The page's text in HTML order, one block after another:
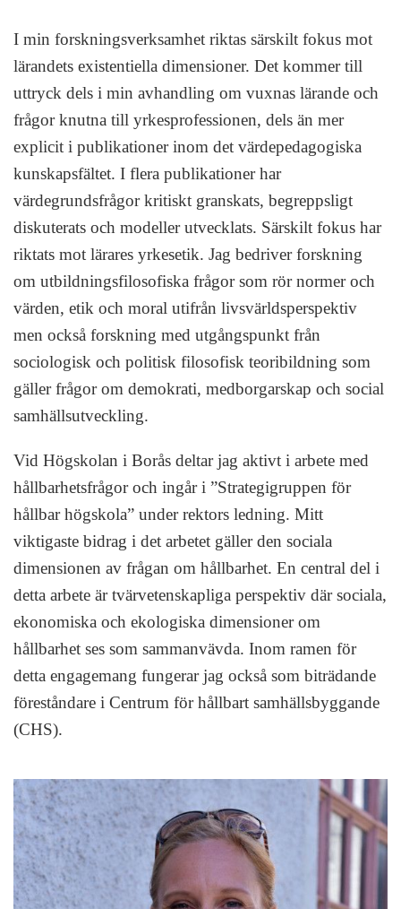
I min forskningsverksamhet riktas särskilt fokus mot
lärandets existentiella dimensioner. Det kommer till
uttryck dels i min avhandling om vuxnas lärande och
frågor knutna till yrkesprofessionen, dels än mer
explicit i publikationer inom det värdepedagogiska
kunskapsfältet. I flera publikationer har
värdegrundsfrågor kritiskt granskats, begreppsligt
diskuterats och modeller utvecklats. Särskilt fokus har
riktats mot lärares yrkesetik. Jag bedriver forskning
om utbildningsfilosofiska frågor som rör normer och
värden, etik och moral utifrån livsvärldsperspektiv
men också forskning med utgångspunkt från
sociologisk och politisk filosofisk teoribildning som
gäller frågor om demokrati, medborgarskap och social
samhällsutveckling.
Vid Högskolan i Borås deltar jag aktivt i arbete med
hållbarhetsfrågor och ingår i ”Strategigruppen för
hållbar högskola” under rektors ledning. Mitt
viktigaste bidrag i det arbetet gäller den sociala
dimensionen av frågan om hållbarhet. En central del i
detta arbete är tvärvetenskapliga perspektiv där sociala,
ekonomiska och ekologiska dimensioner om
hållbarhet ses som sammanvävda. Inom ramen för
detta engagemang fungerar jag också som biträdande
föreståndare i Centrum för hållbart samhällsbyggande
(CHS).